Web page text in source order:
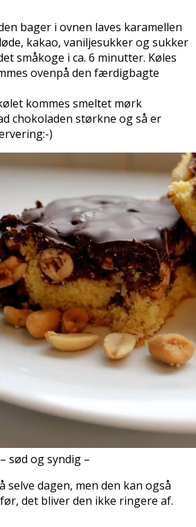
bager i ovnen laves karamellen
kakao, vaniljesukker og sukker
småkoge i ca. 6 minutter. Køles
ovenpå den færdigbagte
kommes smeltet mørk
chokoladen størkne og så er
)
sød og syndig –
selve dagen, men den kan også
det bliver den ikke ringere af.